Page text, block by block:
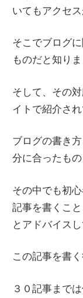
いてもアクセス
そこでブログ
ものだと知りま
そして、その
イトで紹介され
ブログの書き
分に合ったも
その中でも初
記事を書くこ
とアドバイス
この記事を書
３０記事まで